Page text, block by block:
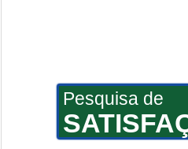
Pesquisa de